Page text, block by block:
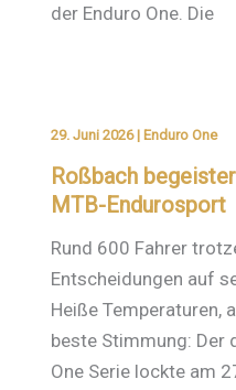
der Enduro One. Die
29. Juni 2026| Enduro One
Roßbach
MTB-Endurosport
Rund 600 Fahrer
Entscheidungen auf
Heiße Temperaturen,
beste Stimmung: Der
One Serie lockte am